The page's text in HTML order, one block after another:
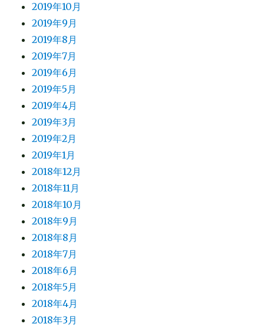
2019年10月
2019年9月
2019年8月
2019年7月
2019年6月
2019年5月
2019年4月
2019年3月
2019年2月
2019年1月
2018年12月
2018年11月
2018年10月
2018年9月
2018年8月
2018年7月
2018年6月
2018年5月
2018年4月
2018年3月